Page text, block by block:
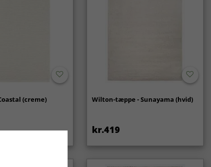
(creme) Wilton-tæppe - Sunayama (hvid)
kr.419